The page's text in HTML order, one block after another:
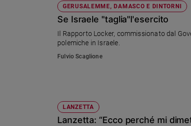
GERUSALEMME, DAMASCO E DINTORNI
Se Israele "taglia"l'esercito
Il Rapporto Locker, commissionato dal
polemiche in Israele.
Fulvio Scaglione
LANZETTA
Lanzetta: “Ecco perché mi